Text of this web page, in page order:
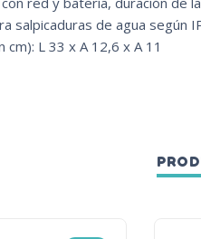
salpicaduras de agua según
cm): L 33 x A 12,6 x A 11